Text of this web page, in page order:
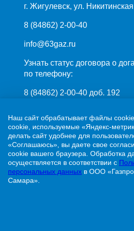
г. Жигулевск, ул.
8 (84862) 2-00-40
info@63gaz.ru
Узнать статус договора о
по телефону:
8 (84862) 2-00-40 доб. 192
ПАО
ООО «Газпром
© 2001-2026 ООО «Газпром
Наш сайт обрабатывает файлы
cookie, используемые «Яндекс-
делать сайт удобнее для
«Соглашаюсь», вы даете свое
cookie вашего браузера. Обработка
осуществляется в соответствии с
персональных данных в ООО
Самара».